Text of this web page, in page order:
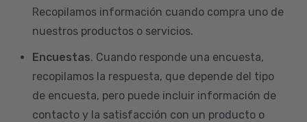
Recopilamos información cuando compra uno de
nuestros productos o servicios.
Encuestas. Cuando responde una encuesta,
recopilamos la respuesta, que depende del tipo
de encuesta, pero puede incluir información de
contacto y la satisfacción con un producto o